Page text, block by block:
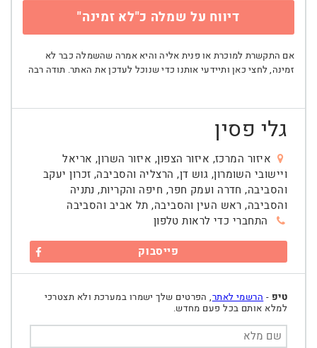
דיווח על שמלה כ"לא זמינה"
אם התקשרת למוכרת או פנית אליה והיא אמרה שהשמלה כבר לא
זמינה, לחצי כאן ותיידעי אותנו כדי שנוכל לעדכן את האתר. תודה רבה
גלי פסין
איזור המרכז, איזור הצפון, איזור השרון, אריאל
ויישובי השומרון, גוש דן, הרצליה והסביבה, זכרון יעקב
והסביבה, חדרה ועמק חפר, חיפה והקריות, נתניה
והסביבה, ראש העין והסביבה, תל אביב והסביבה
התחברי כדי לראות טלפון
פייסבוק
טיפ - הרשמי לאתר, הפרטים שלך ישמרו במערכת ולא תצטרכי
למלא אותם בכל פעם מחדש.